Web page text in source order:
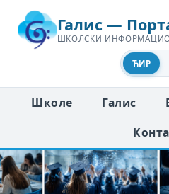
Галис —
ШКОЛСКИ
ЋИР
Школе Галис